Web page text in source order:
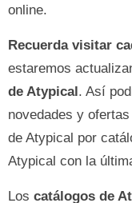
online.
Recuerda visitar
estaremos
de Atypical. Así
novedades y
de Atypical por
Atypical con la
Los catálogos de